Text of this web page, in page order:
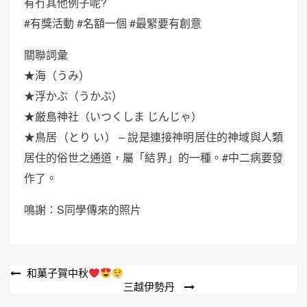
#有獎活動 #名額一個 #最緊要有創意
關聯詞彙
★海（うみ）
★浮かぶ（うかぶ）
★厳島神社（いつくしま じんじゃ）
★鳥居（とり い） – 說是連接神明居住的神域與人類
居住的俗世之通道，屬「結界」的一種。#中二病要發
作了。
鳴謝：S同學傳來的照片
文 和菓子賀中秋
三越伊勢丹